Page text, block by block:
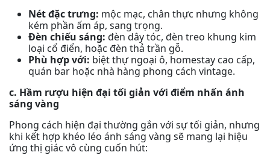
Nét đặc trưng: mộc mạc, chân thực nhưng không
kém phần ấm áp, sang trọng.
Đèn chiếu sáng: đèn dây tóc, đèn treo khung kim
loại cổ điển, hoặc đèn thả trần gỗ.
Phù hợp với: biệt thự ngoại ô, homestay cao cấp,
quán bar hoặc nhà hàng phong cách vintage.
c. Hầm rượu hiện đại tối giản với điểm nhấn ánh
sáng vàng
Phong cách hiện đại thường gắn với sự tối giản, nhưng
khi kết hợp khéo léo ánh sáng vàng sẽ mang lại hiệu
ứng thị giác vô cùng cuốn hút: